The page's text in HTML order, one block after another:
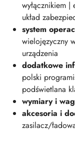
wyłącznikiem
układ
system
wielojęzyczny
urządzenia
dodatkowe
polski
podświetlana
wymiary i wag
akcesoria i
zasilacz/